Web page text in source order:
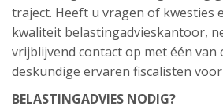
traject. Heeft u vragen of kwesties
kwaliteit belastingadvieskantoor,
vrijblijvend contact op met één van
deskundige ervaren fiscalisten
BELASTINGADVIES NODIG?